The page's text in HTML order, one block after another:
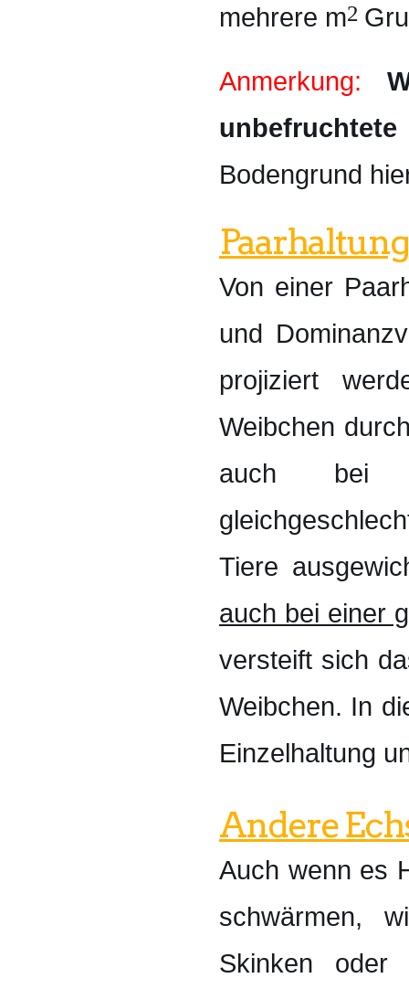
mehrere m2
Anmerkung:
Bodengrund
Paarhaltung
Von einer
und
projiziert
Weibchen
auch bei
Tiere
auch bei einer
versteift sich
Weibchen. In
Einzelhaltung
Andere
Auch wenn es
schwärmen,
Skinken oder